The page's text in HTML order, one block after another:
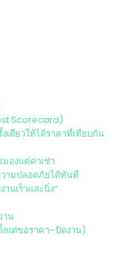
Scorecard)
ดียวให้ได้ราคาที่เทียบกัน
องแค่ค่าเช่า
ามปลอดภัยได้ทันที
นเร็วและนิ่ง”
าน
แต่ขอราคา–ปิดงาน)